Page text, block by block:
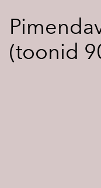
(toonid